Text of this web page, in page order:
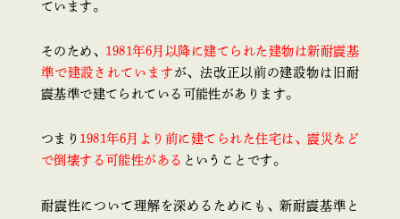
ています。
そのため、 1981年6月以降に建てられた建物は新耐震基
準で建設されています が、法改正以前の建設物は旧耐
震基準で建てられている可能性があります。
つまり 1981年6月より前に建てられた住宅は、震災など
で倒壊する可能性がある ということです。
耐震性について理解を深めるためにも、新耐震基準と